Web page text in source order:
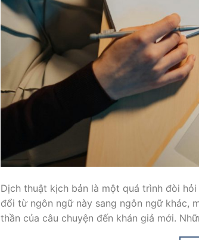
Dịch thuật kịch bản là một quá trình đòi
đổi từ ngôn ngữ này sang ngôn ngữ khác,
thần của câu chuyện đến khán giả mới.